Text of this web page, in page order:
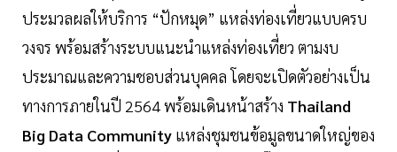
ประมวลผลให้บริการ “ปักหมุด” แหล่งท่องเที่ยวแบบครบ
วงจร พร้อมสร้างระบบแนะนำแหล่งท่องเที่ยว ตามงบ
ประมาณและความชอบส่วนบุคคล โดยจะเปิดตัวอย่างเป็น
ทางการภายในปี 2564 พร้อมเดินหน้าสร้าง Thailand
Big Data Community แหล่งชุมชนข้อมูลขนาดใหญ่ของ